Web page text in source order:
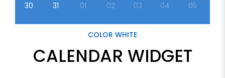
30 31 01 02 03 04 05
COLOR WHITE
CALENDAR WIDGET